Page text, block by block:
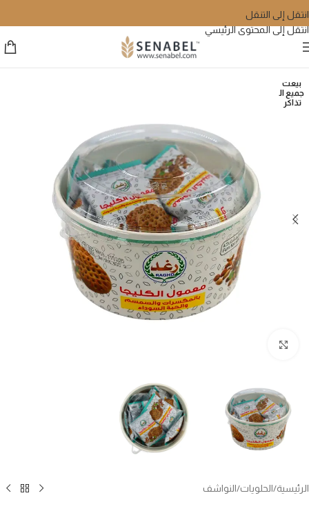
انتقل إلى التنقل
انتقل إلى المحتوى الرئيسي
بيعت
جميع ال
تذاكر
الرئيسية/الحلويات/النواشف